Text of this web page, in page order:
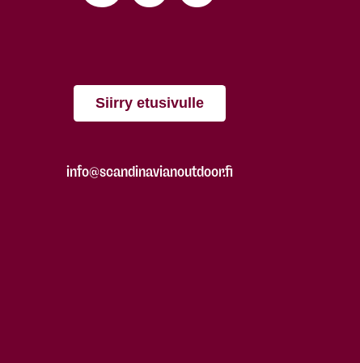
Siirry etusivulle
info@scandinavianoutdoor.fi